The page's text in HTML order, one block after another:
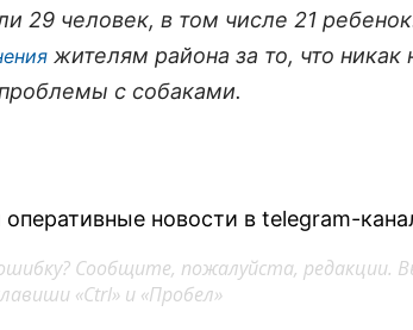
29 человек, в том числе 21
жителям района за то, что никак
с собаками.
новости в telegram-
Сообщите, пожалуйста, редакции.
«Ctrl» и «Пробел»